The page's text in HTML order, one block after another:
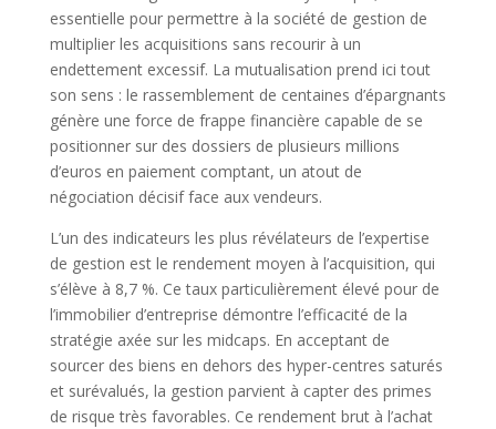
essentielle pour permettre à la société de gestion de
multiplier les acquisitions sans recourir à un
endettement excessif. La mutualisation prend ici tout
son sens : le rassemblement de centaines d’épargnants
génère une force de frappe financière capable de se
positionner sur des dossiers de plusieurs millions
d’euros en paiement comptant, un atout de
négociation décisif face aux vendeurs.
L’un des indicateurs les plus révélateurs de l’expertise
de gestion est le rendement moyen à l’acquisition, qui
s’élève à 8,7 %. Ce taux particulièrement élevé pour de
l’immobilier d’entreprise démontre l’efficacité de la
stratégie axée sur les midcaps. En acceptant de
sourcer des biens en dehors des hyper-centres saturés
et surévalués, la gestion parvient à capter des primes
de risque très favorables. Ce rendement brut à l’achat